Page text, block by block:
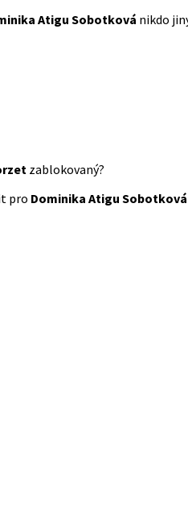
Atigu Sobotková nikdo
zablokovaný?
pro Dominika Atigu Sobotková